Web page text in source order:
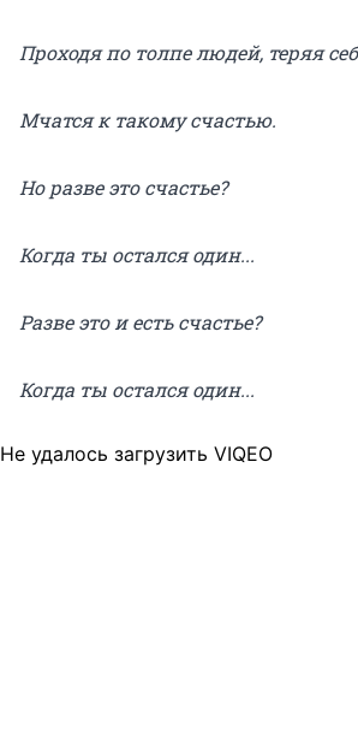
Проходя по толпе людей, теряя
Мчатся к такому счастью.
Но разве это счастье?
Когда ты остался один...
Разве это и есть счастье?
Когда ты остался один...
Не удалось загрузить VIQEO